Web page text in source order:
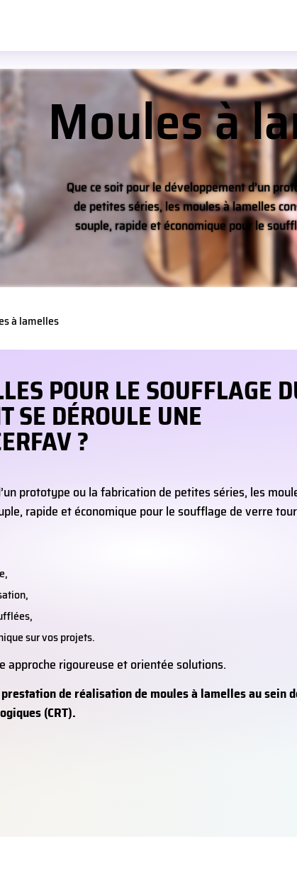
Moules à
Que ce soit pour le développement d’un
de petites séries, les moules à lamelles
souple, rapide et économique pour le
à lamelles
POUR LE SOUFFLAGE
SE DÉROULE UNE
?
prototype ou la fabrication de petites séries, les
rapide et économique pour le soufflage de verre
sur vos projets.
approche rigoureuse et orientée solutions.
de réalisation de moules à lamelles au sein
(CRT).